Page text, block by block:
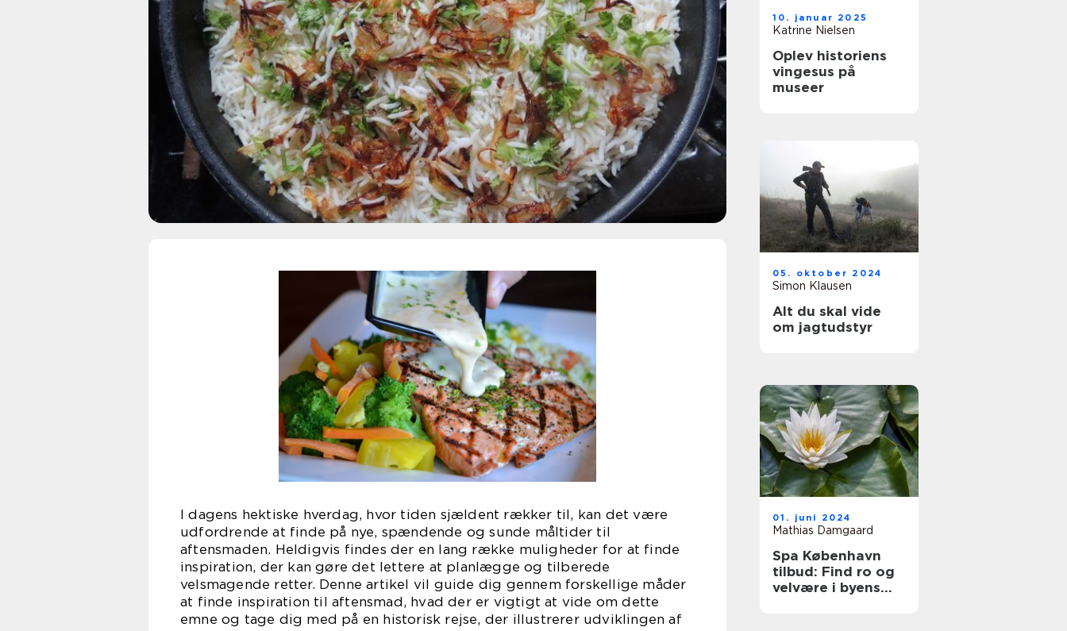
I dagens hektiske hverdag, hvor tiden sjældent rækker til, kan det være
udfordrende at finde på nye, spændende og sunde måltider til
aftensmaden. Heldigvis findes der en lang række muligheder for at finde
inspiration, der kan gøre det lettere at planlægge og tilberede
velsmagende retter. Denne artikel vil guide dig gennem forskellige måder
at finde inspiration til aftensmad, hvad der er vigtigt at vide om dette
emne og tage dig med på en historisk rejse, der illustrerer udviklingen af
10. januar 2025
Katrine Nielsen
Oplev historiens
vingesus på
museer
05. oktober 2024
Simon Klausen
Alt du skal vide
om jagtudstyr
01. juni 2024
Mathias Damgaard
Spa København
tilbud: Find ro og
velvære i byens